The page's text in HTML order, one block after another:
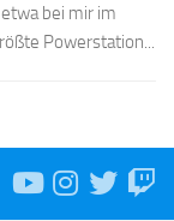
bei mir im
Powerstation...